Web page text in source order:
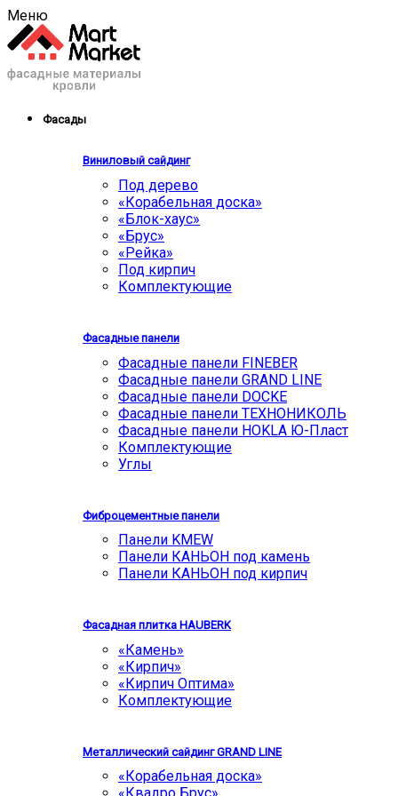
Меню
Фасады
Виниловый сайдинг
Под дерево
«Корабельная доска»
«Блок-хаус»
«Брус»
«Рейка»
Под кирпич
Комплектующие
Фасадные панели
Фасадные панели FINEBER
Фасадные панели GRAND LINE
Фасадные панели DOCKE
Фасадные панели ТЕХНОНИКОЛЬ
Фасадные панели HOKLA Ю-Пласт
Комплектующие
Углы
Фиброцементные панели
Панели KMEW
Панели КАНЬОН под камень
Панели КАНЬОН под кирпич
Фасадная плитка HAUBERK
«Камень»
«Кирпич»
«Кирпич Оптима»
Комплектующие
Металлический сайдинг GRAND LINE
«Корабельная доска»